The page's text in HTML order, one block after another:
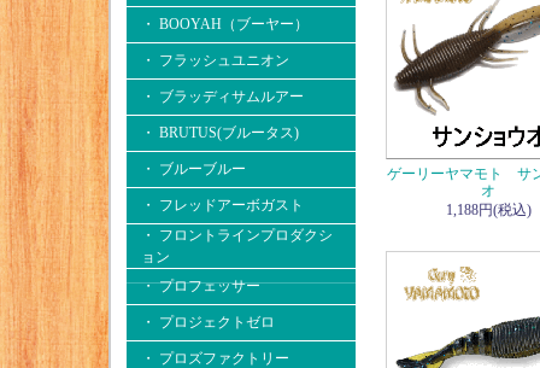
・ BOOYAH（ブーヤー）
・ フラッシュユニオン
・ ブラッディサムルアー
・ BRUTUS(ブルータス)
・ ブルーブルー
・ フレッドアーボガスト
・ フロントラインプロダクシ
ョン
・ プロフェッサー
・ プロジェクトゼロ
・ プロズファクトリー
ゲーリーヤマモト サ
オ
1,188円(税込)